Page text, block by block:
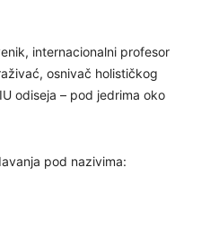
internacionalni profesor
osnivač holističkog
odiseja – pod jedrima oko
pod nazivima: